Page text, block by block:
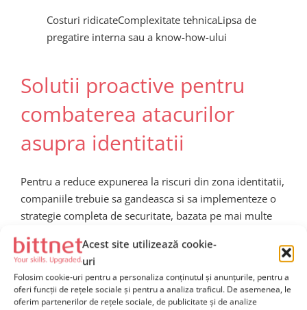
Acest site utilizează cookie-
uri
Folosim cookie-uri pentru a personaliza conținutul și anunțurile, pentru a
oferi funcții de rețele sociale și pentru a analiza traficul. De asemenea, le
oferim partenerilor de rețele sociale, de publicitate și de analize
Costuri ridicateComplexitate tehnicaLipsa de
pregatire interna sau a know-how-ului
Solutii proactive pentru
combaterea atacurilor
asupra identitatii
Pentru a reduce expunerea la riscuri din zona identitatii,
companiile trebuie sa gandeasca si sa implementeze o
strategie completa de securitate, bazata pe mai multe
Masuri critice de implementat